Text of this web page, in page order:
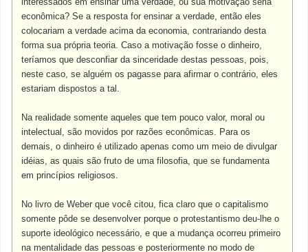
econômica? Se a resposta for ensinar a verdade, então eles
colocariam a verdade acima da economia, contrariando desta
forma sua própria teoria. Caso a motivação fosse o dinheiro,
teríamos que desconfiar da sinceridade destas pessoas, pois,
neste caso, se alguém os pagasse para afirmar o contrário, eles
estariam dispostos a tal.
Na realidade somente aqueles que tem pouco valor, moral ou
intelectual, são movidos por razões econômicas. Para os
demais, o dinheiro é utilizado apenas como um meio de divulgar
idéias, as quais são fruto de uma filosofia, que se fundamenta
em princípios religiosos.
No livro de Weber que você citou, fica claro que o capitalismo
somente pôde se desenvolver porque o protestantismo deu-lhe o
suporte ideológico necessário, e que a mudança ocorreu primeiro
na mentalidade das pessoas e posteriormente no modo de